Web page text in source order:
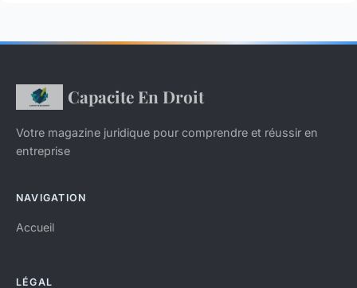
Capacite En Droit
Votre magazine juridique pour comprendre et réussir en
entreprise
NAVIGATION
Accueil
LÉGAL